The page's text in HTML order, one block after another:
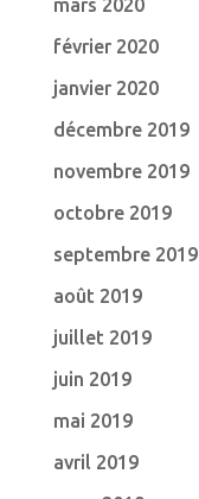
mars 2020
février 2020
janvier 2020
décembre 2019
novembre 2019
octobre 2019
septembre 2019
août 2019
juillet 2019
juin 2019
mai 2019
avril 2019